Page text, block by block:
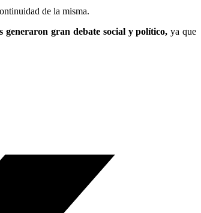
de la misma.
generaron gran debate social y político, ya que